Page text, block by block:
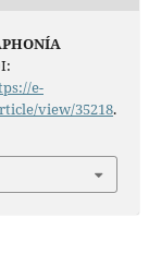
e-
view/35218.